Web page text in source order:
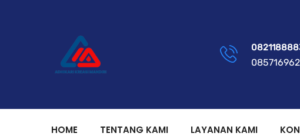
HOME TENTANG KAMI LAYANAN KAMI